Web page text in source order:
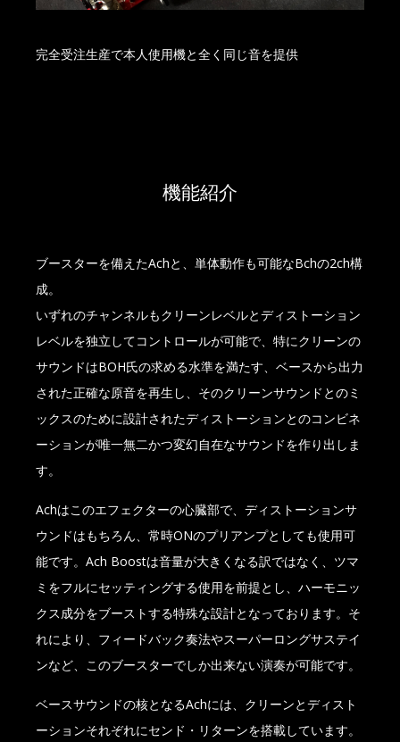
完全受注生産で本人使用機と全く同じ音を提供
機能紹介
ブースターを備えたAchと、単体動作も可能なBchの2ch構
成。
いずれのチャンネルもクリーンレベルとディストーション
レベルを独立してコントロールが可能で、特にクリーンの
サウンドはBOH氏の求める水準を満たす、ベースから出力
された正確な原音を再生し、そのクリーンサウンドとのミ
ックスのために設計されたディストーションとのコンビネ
ーションが唯一無二かつ変幻自在なサウンドを作り出しま
す。
Achはこのエフェクターの心臓部で、ディストーションサ
ウンドはもちろん、常時ONのプリアンプとしても使用可
能です。Ach Boostは音量が大きくなる訳ではなく、ツマ
ミをフルにセッティングする使用を前提とし、ハーモニッ
クス成分をブーストする特殊な設計となっております。そ
れにより、フィードバック奏法やスーパーロングサステイ
ンなど、このブースターでしか出来ない演奏が可能です。
ベースサウンドの核となるAchには、クリーンとディスト
ーションそれぞれにセンド・リターンを搭載しています。